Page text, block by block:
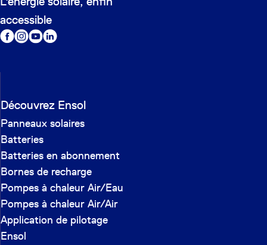
accessible
Découvrez Ensol
Panneaux solaires
Batteries
Batteries en abonnement
Bornes de recharge
Pompes à chaleur Air/Eau
Pompes à chaleur Air/Air
Application de pilotage
Ensol